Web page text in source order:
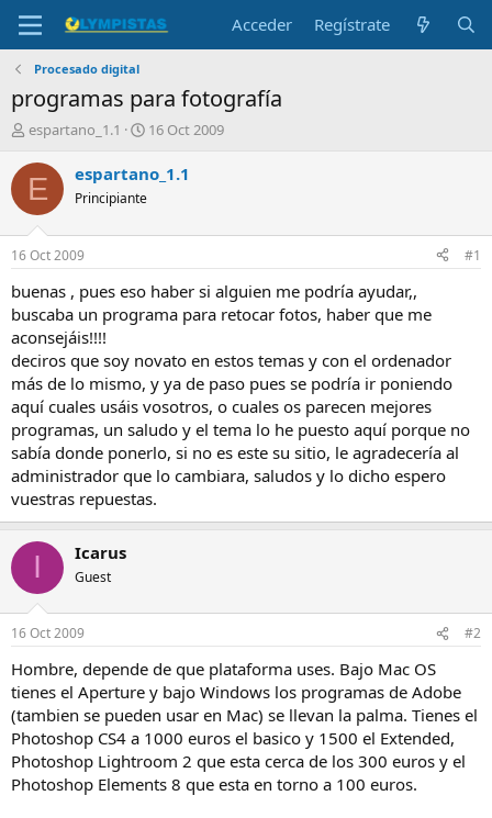
Acceder Regístrate
Procesado digital
programas para fotografía
I
i
c
a
d
o
r
e
l
t
e
m
a
espartano_1.1
F
c
i
n
c
o
16 Oct 2009
E espartano_1.1
Principiante
16 Oct 2009 #1
buenas , pues eso haber si alguien me podría ayudar,,
buscaba un programa para retocar fotos, haber que me
aconsejáis!!!!
deciros que soy novato en estos temas y con el ordenador
más de lo mismo, y ya de paso pues se podría ir poniendo
aquí cuales usáis vosotros, o cuales os parecen mejores
programas, un saludo y el tema lo he puesto aquí porque no
sabía donde ponerlo, si no es este su sitio, le agradecería al
administrador que lo cambiara, saludos y lo dicho espero
vuestras repuestas.
I Icarus
Guest
16 Oct 2009 #2
Hombre, depende de que plataforma uses. Bajo Mac OS
tienes el Aperture y bajo Windows los programas de Adobe
(tambien se pueden usar en Mac) se llevan la palma. Tienes el
Photoshop CS4 a 1000 euros el basico y 1500 el Extended,
Photoshop Lightroom 2 que esta cerca de los 300 euros y el
Photoshop Elements 8 que esta en torno a 100 euros.